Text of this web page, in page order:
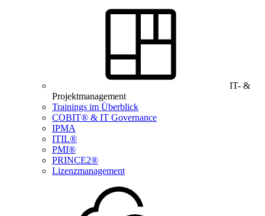
IT- &
Projektmanagement
Trainings im Überblick
COBIT® & IT Governance
IPMA
ITIL®
PMI®
PRINCE2®
Lizenzmanagement